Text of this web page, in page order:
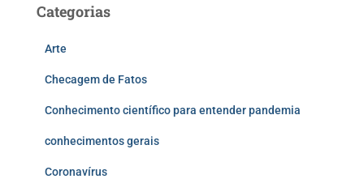
Categorias
Arte
Checagem de Fatos
Conhecimento científico para entender pandemia
conhecimentos gerais
Coronavírus